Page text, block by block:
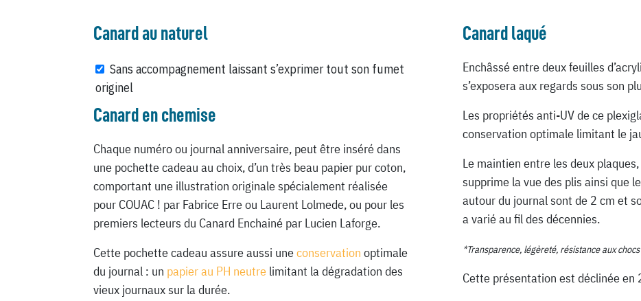
Canard au naturel
Sans accompagnement laissant s’exprimer tout son fumet
originel
Canard en chemise
Chaque numéro ou journal anniversaire, peut être inséré dans
une pochette cadeau au choix, d’un très beau papier pur coton,
comportant une illustration originale spécialement réalisée
pour COUAC ! par Fabrice Erre ou Laurent Lolmede, ou pour les
premiers lecteurs du Canard Enchainé par Lucien Laforge.
Cette pochette cadeau assure aussi uneconservation optimale
du journal : un papier au PH neutre limitant la dégradation des
vieux journaux sur la durée.
Canard laqué
Enchâssé entre deux feuilles
s’exposera aux regards sous son
Les propriétés anti-UV de ce
conservation optimale limitant le
Le maintien entre les deux
supprime la vue des plis ainsi que
autour du journal sont de 2 cm et
a varié au fil des décennies.
*Transparence, légèreté, résistance aux
Cette présentation est déclinée en